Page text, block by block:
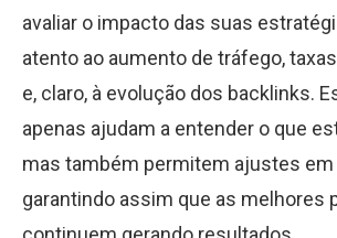
avaliar o impacto das suas
atento ao aumento de tráfego,
e, claro, à evolução dos backlinks.
apenas ajudam a entender o que
mas também permitem ajustes em
garantindo assim que as melhores